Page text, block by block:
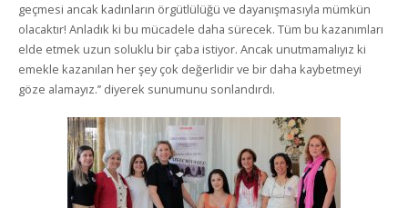
geçmesi ancak kadınların örgütlülüğü ve dayanışmasıyla mümkün
olacaktır! Anladık ki bu mücadele daha sürecek. Tüm bu kazanımları
elde etmek uzun soluklu bir çaba istiyor. Ancak unutmamalıyız ki
emekle kazanılan her şey çok değerlidir ve bir daha kaybetmeyi
göze alamayız.’’ diyerek sunumunu sonlandırdı.